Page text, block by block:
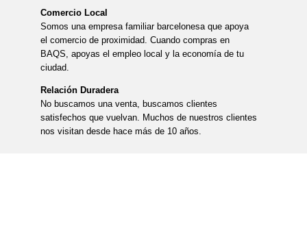
Comercio Local
Somos una empresa familiar barcelonesa que apoya
el comercio de proximidad. Cuando compras en
BAQS, apoyas el empleo local y la economía de tu
ciudad.
Relación Duradera
No buscamos una venta, buscamos clientes
satisfechos que vuelvan. Muchos de nuestros clientes
nos visitan desde hace más de 10 años.